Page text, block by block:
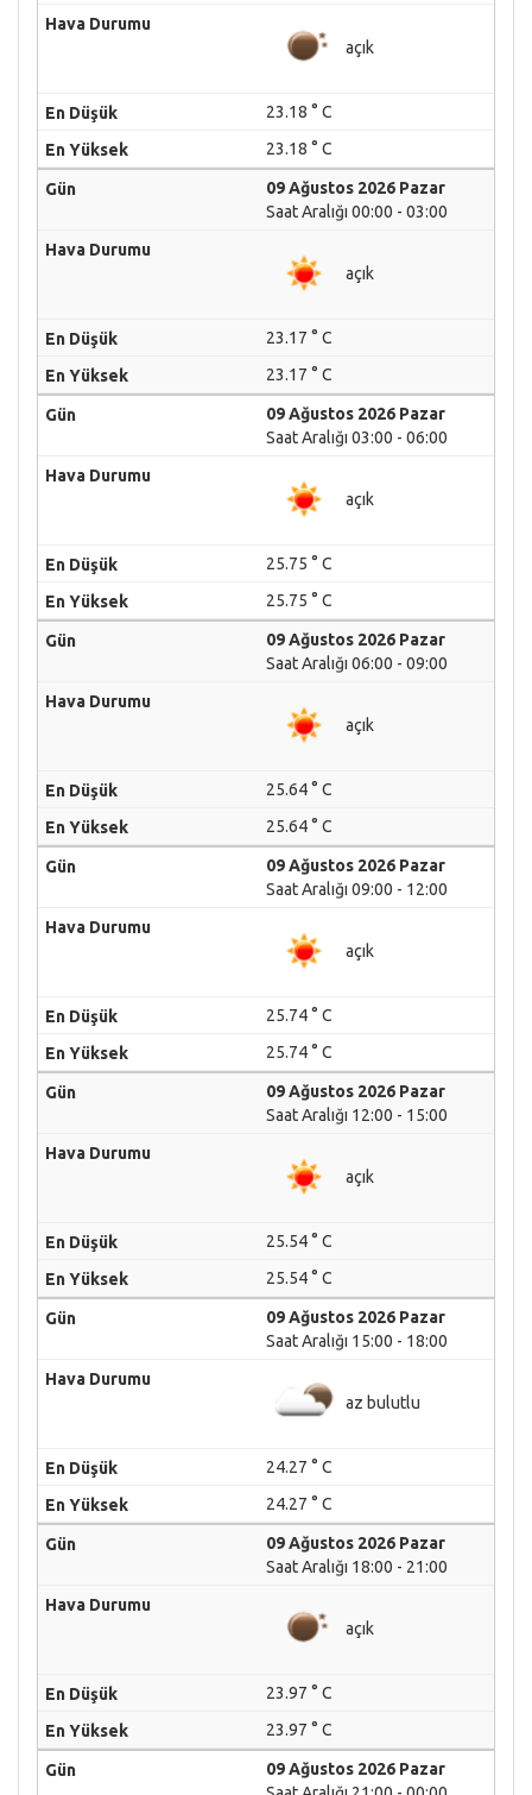
açık
23.18 ° C
23.18 ° C
09 Ağustos 2026 Pazar
Saat Aralığı 00:00 - 03:00
açık
23.17 ° C
23.17 ° C
09 Ağustos 2026 Pazar
Saat Aralığı 03:00 - 06:00
açık
25.75 ° C
25.75 ° C
09 Ağustos 2026 Pazar
Saat Aralığı 06:00 - 09:00
açık
25.64 ° C
25.64 ° C
09 Ağustos 2026 Pazar
Saat Aralığı 09:00 - 12:00
açık
25.74 ° C
25.74 ° C
09 Ağustos 2026 Pazar
Saat Aralığı 12:00 - 15:00
açık
25.54 ° C
25.54 ° C
09 Ağustos 2026 Pazar
Saat Aralığı 15:00 - 18:00
az bulutlu
24.27 ° C
24.27 ° C
09 Ağustos 2026 Pazar
Saat Aralığı 18:00 - 21:00
açık
23.97 ° C
23.97 ° C
09 Ağustos 2026 Pazar